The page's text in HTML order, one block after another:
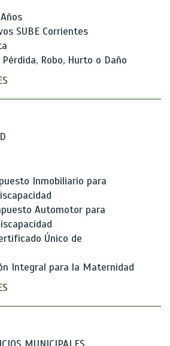
SUBE Corrientes
Robo, Hurto o Daño
Inmobiliario para
Automotor para
Único de
Integral para la Maternidad